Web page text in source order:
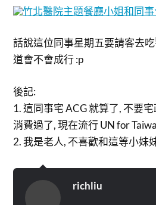
話說這位同事星期五要請客去
道會不會成行 :p
後記:
1. 這同事宅 ACG 就算了, 不要
消費過了, 現在流行 UN for
2. 我是老人, 不喜歡和這等小妹
richliu